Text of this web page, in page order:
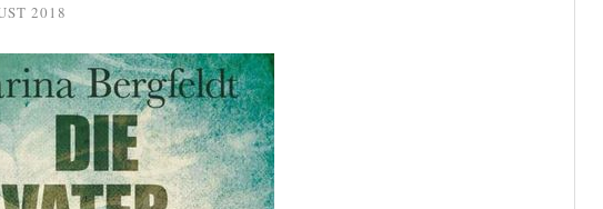
2018